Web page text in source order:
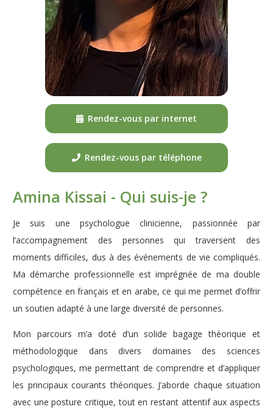
Amina Kissai - Qui suis-je ?
Je suis une psychologue clinicienne, passionnée par
l’accompagnement des personnes qui traversent des
moments difficiles, dus à des événements de vie compliqués.
Ma démarche professionnelle est imprégnée de ma double
compétence en français et en arabe, ce qui me permet d’offrir
un soutien adapté à une large diversité de personnes.
Mon parcours m’a doté d’un solide bagage théorique et
méthodologique dans divers domaines des sciences
psychologiques, me permettant de comprendre et d’appliquer
les principaux courants théoriques. J’aborde chaque situation
avec une posture critique, tout en restant attentif aux aspects
Rendez-vous par internet
Rendez-vous par téléphone